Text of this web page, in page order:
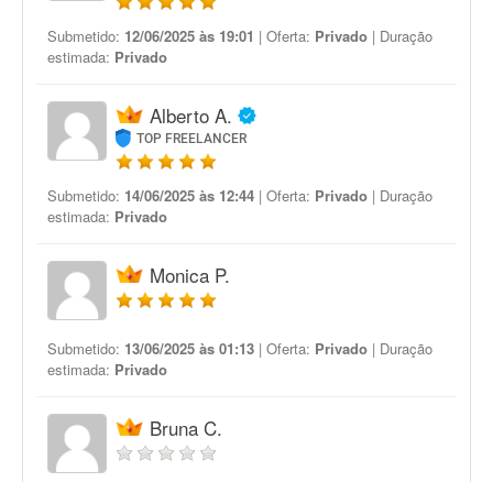
Submetido: 12/06/2025 às 19:01 | Oferta: Privado | Duração
estimada: Privado
Alberto A.
TOP FREELANCER
Submetido: 14/06/2025 às 12:44 | Oferta: Privado | Duração
estimada: Privado
Monica P.
Submetido: 13/06/2025 às 01:13 | Oferta: Privado | Duração
estimada: Privado
Bruna C.